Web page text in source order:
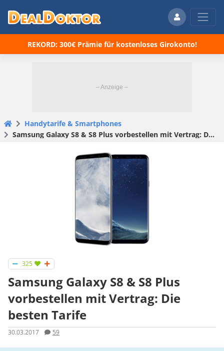
REKORD: 300€ Prämie für kostenloses Girokonto!
Handytarife & Smartphones
Samsung Galaxy S8 & S8 Plus vorbestellen mit Vertrag: Die besten Tarife
325
Samsung Galaxy S8 & S8 Plus
vorbestellen mit Vertrag: Die
besten Tarife
30.03.2017 59